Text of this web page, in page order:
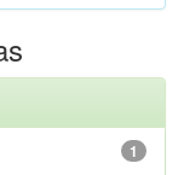
1